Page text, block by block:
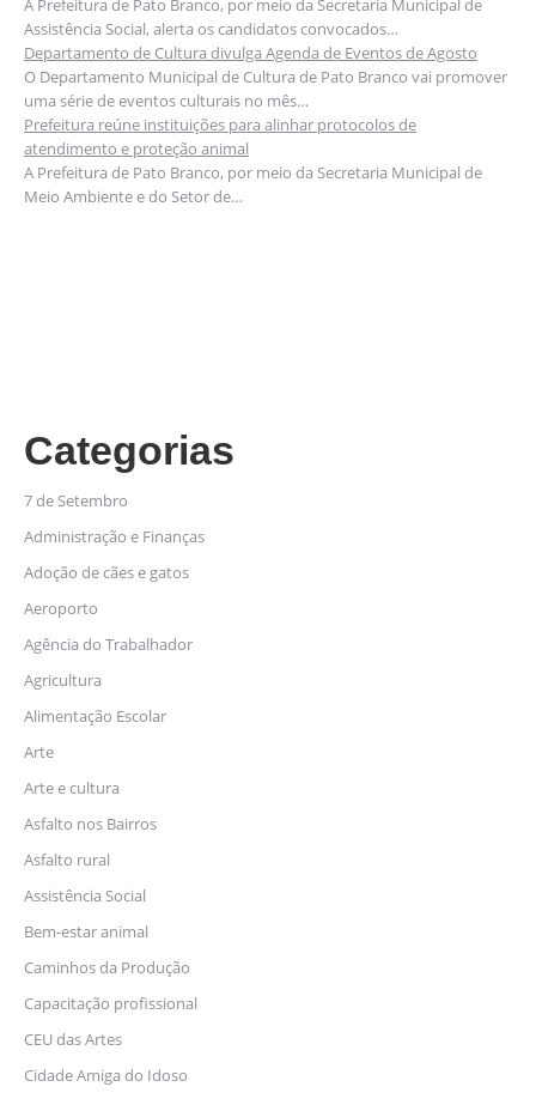
A Prefeitura de Pato Branco, por meio da Secretaria Municipal de
Assistência Social, alerta os candidatos convocados…
Departamento de Cultura divulga Agenda de Eventos de Agosto
O Departamento Municipal de Cultura de Pato Branco vai promover
uma série de eventos culturais no mês…
Prefeitura reúne instituições para alinhar protocolos de
atendimento e proteção animal
A Prefeitura de Pato Branco, por meio da Secretaria Municipal de
Meio Ambiente e do Setor de…
Categorias
7 de Setembro
Administração e Finanças
Adoção de cães e gatos
Aeroporto
Agência do Trabalhador
Agricultura
Alimentação Escolar
Arte
Arte e cultura
Asfalto nos Bairros
Asfalto rural
Assistência Social
Bem-estar animal
Caminhos da Produção
Capacitação profissional
CEU das Artes
Cidade Amiga do Idoso